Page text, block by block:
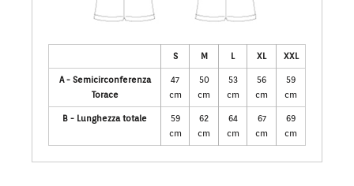
S M L XL XXL
A - Semicirconferenza
Torace
47
cm
50
cm
53
cm
56
cm
59
cm
B - Lunghezza totale
59
cm
62
cm
64
cm
67
cm
69
cm